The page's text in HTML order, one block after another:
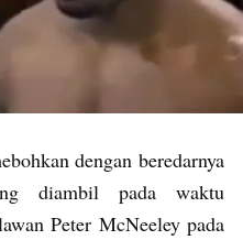
dengan beredarnya
diambil pada waktu
Peter McNeeley pada